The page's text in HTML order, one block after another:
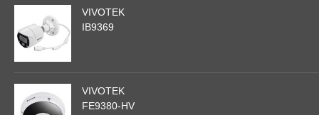
VIVOTEK
IB9369
VIVOTEK
FE9380-HV